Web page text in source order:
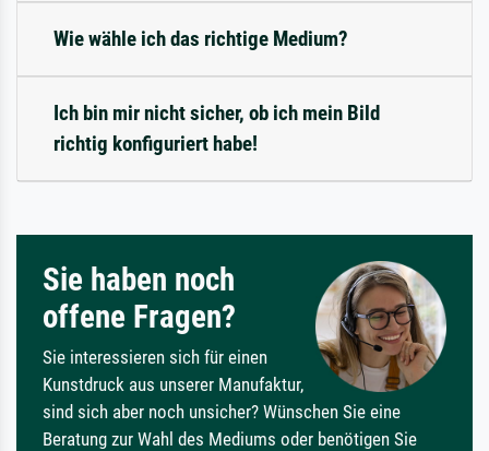
Wie wähle ich das richtige Medium?
Ich bin mir nicht sicher, ob ich mein Bild
richtig konfiguriert habe!
Sie haben noch
offene Fragen?
Sie interessieren sich für einen
Kunstdruck aus unserer Manufaktur,
sind sich aber noch unsicher? Wünschen Sie eine
Beratung zur Wahl des Mediums oder benötigen Sie